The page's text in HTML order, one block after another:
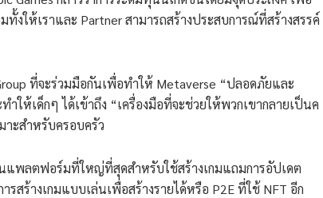
ให้เราและ Partner สามารถสร้างประสบการณ์ที่สร้างสรรค์
ที่จะร่วมมือกันเพื่อทำให้ Metaverse “ปลอดภัยและ
ให้เด็กๆ ได้เข้าถึง “เครื่องมือที่จะช่วยให้พวกเขากลายเป็นค
ะสำหรับครอบครัว
แพลตฟอร์มที่ใหญ่ที่สุดสำหรับใช้สร้างเกมแถมการอัปเดต
รสร้างเกมแบบเล่นเพื่อสร้างรายได้หรือ P2E ที่ใช้ NFT อีก